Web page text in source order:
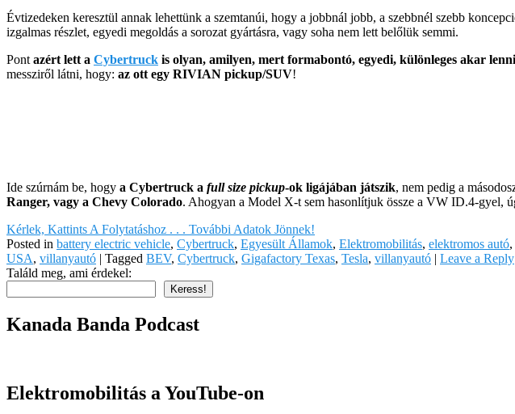
Évtizedeken keresztül annak lehettünk a szemtanúi, hogy a jobbnál jobb, a szebbnél szebb
izgalmas részlet, egyedi megoldás a sorozat gyártásra, vagy soha nem lett belőlük semmi.
Pont azért lett a Cybertruck is olyan, amilyen, mert formabontó, egyedi, különleges akar lenni
messziről látni, hogy: az ott egy RIVIAN pickup/SUV!
Ide szúrnám be, hogy a Cybertruck a full size pickup-ok ligájában játszik, nem pedig a
Ranger, vagy a Chevy Colorado. Ahogyan a Model X-t sem hasonlítjuk össze a VW ID.4-gyel,
Kérlek, Kattints A Folytatáshoz . . . További Adatok Jönnek!
Posted in battery electric vehicle, Cybertruck, Egyesült Államok, Elektromobilitás, elektromos autó,
USA, villanyautó | Tagged BEV, Cybertruck, Gigafactory Texas, Tesla, villanyautó | Leave a Reply
Találd meg, ami érdekel:
Keress!
Kanada Banda Podcast
Elektromobilitás a YouTube-on